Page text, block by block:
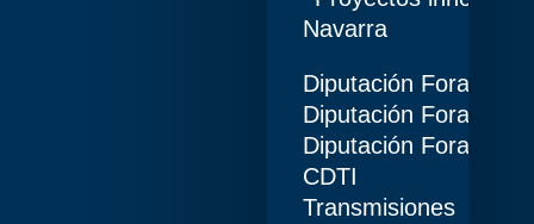
Navarra
Diputación Foral de
Diputación Foral de
Diputación Foral de
CDTI
Transmisiones